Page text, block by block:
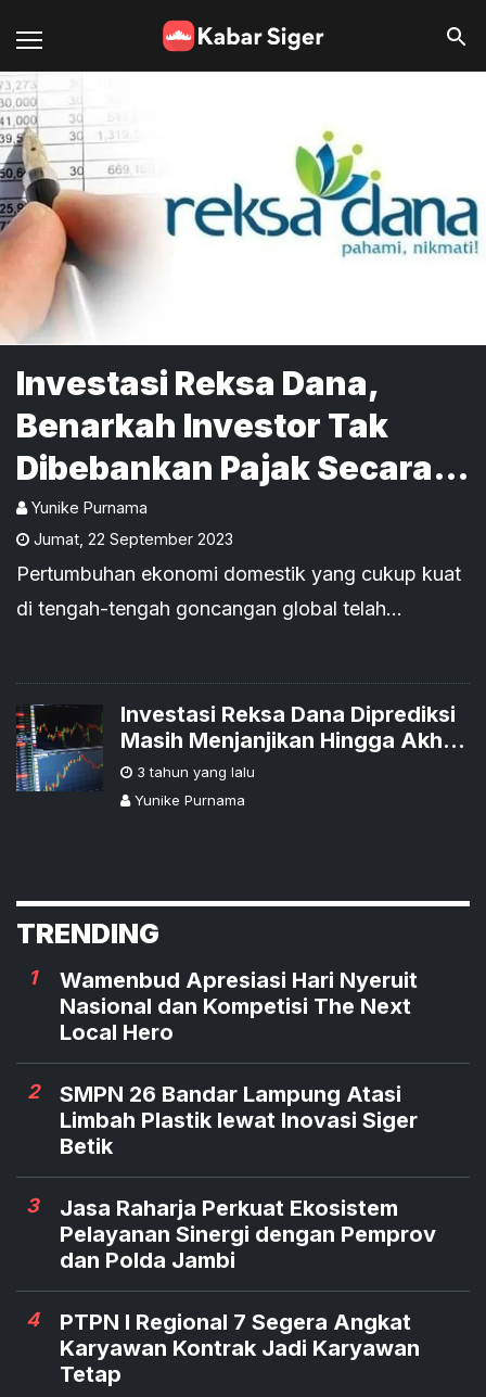
Investasi Reksa Dana,
Benarkah Investor Tak
Dibebankan Pajak Secara
Langsung
Yunike Purnama
Jumat 22 September 2023
Pertumbuhan ekonomi domestik yang cukup kuat
di tengah-tengah goncangan global telah
Investasi Reksa Dana Diprediksi
Masih Menjanjikan Hingga Akhir
2023
3 tahun yang lalu
Yunike Purnama
TRENDING
1
Wamenbud Apresiasi Hari Nyeruit
Nasional dan Kompetisi The Next
Local Hero
2
SMPN 26 Bandar Lampung Atasi
Limbah Plastik lewat Inovasi Siger
Betik
3
Jasa Raharja Perkuat Ekosistem
Pelayanan Sinergi dengan Pemprov
dan Polda Jambi
4
PTPN I Regional 7 Segera Angkat
Karyawan Kontrak Jadi Karyawan
Tetap